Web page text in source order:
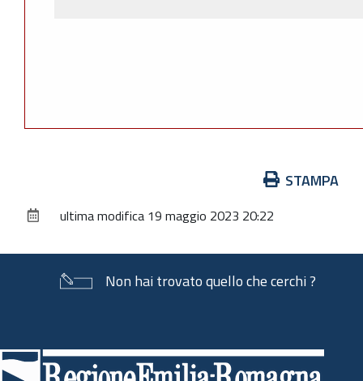
documento
STAMPA
ultima modifica 19 maggio 2023 20:22
Non hai trovato quello che cerchi ?
di